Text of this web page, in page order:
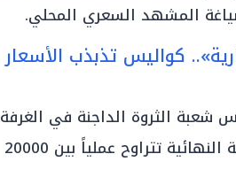
صياغة المشهد السعري المحلي.
كواليس تذبذب الأسعار
شعبة الثروة الداجنة في الغرفة
التجارية بالقاهرة، أن أسعار طن الأعلاف الداجنة النهائية تتراوح عملياً بين 20000